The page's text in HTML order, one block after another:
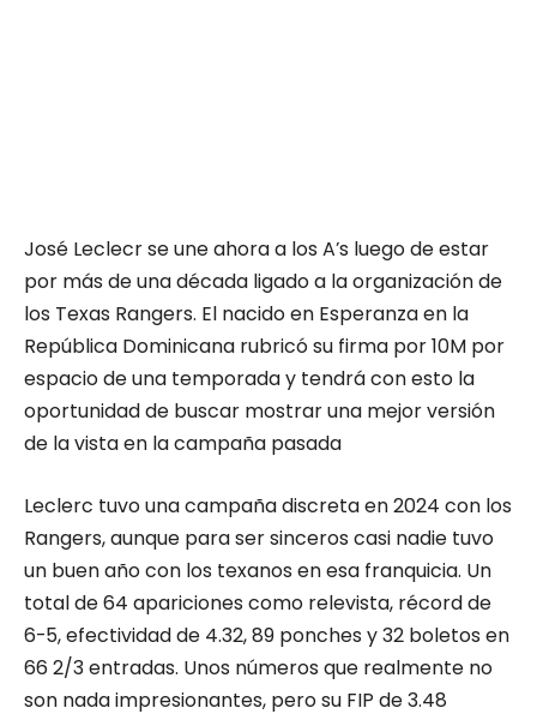
José Leclecr se une ahora a los A’s luego de estar
por más de una década ligado a la organización de
los Texas Rangers. El nacido en Esperanza en la
República Dominicana rubricó su firma por 10M por
espacio de una temporada y tendrá con esto la
oportunidad de buscar mostrar una mejor versión
de la vista en la campaña pasada
Leclerc tuvo una campaña discreta en 2024 con los
Rangers, aunque para ser sinceros casi nadie tuvo
un buen año con los texanos en esa franquicia. Un
total de 64 apariciones como relevista, récord de
6-5, efectividad de 4.32, 89 ponches y 32 boletos en
66 2/3 entradas. Unos números que realmente no
son nada impresionantes, pero su FIP de 3.48